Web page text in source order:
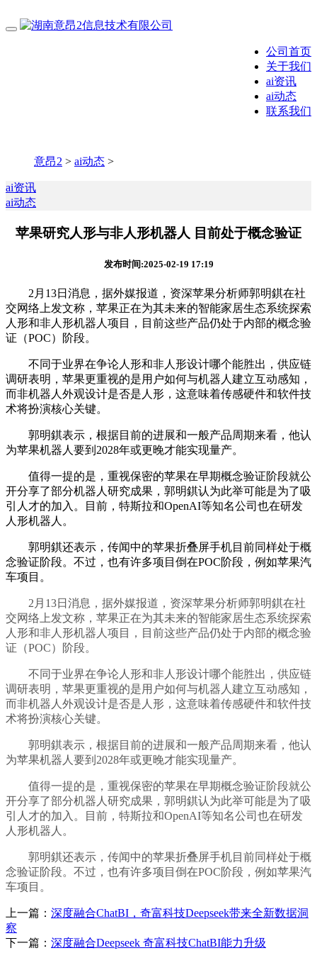
公司首页
关于我们
ai资讯
ai动态
联系我们
意昂2 > ai动态 >
ai资讯
ai动态
苹果研究人形与非人形机器人 目前处于概念验证
发布时间:2025-02-19 17:19
2月13日消息，据外媒报道，资深苹果分析师郭明錤在社
交网络上发文称，苹果正在为其未来的智能家居生态系统探索
人形和非人形机器人项目，目前这些产品仍处于内部的概念验
证（POC）阶段。
不同于业界在争论人形和非人形设计哪个能胜出，供应链
调研表明，苹果更重视的是用户如何与机器人建立互动感知，
而非机器人外观设计是否是人形，这意味着传感硬件和软件技
术将扮演核心关键。
郭明錤表示，根据目前的进展和一般产品周期来看，他认
为苹果机器人要到2028年或更晚才能实现量产。
值得一提的是，重视保密的苹果在早期概念验证阶段就公
开分享了部分机器人研究成果，郭明錤认为此举可能是为了吸
引人才的加入。目前，特斯拉和OpenAI等知名公司也在研发
人形机器人。
郭明錤还表示，传闻中的苹果折叠屏手机目前同样处于概
念验证阶段。不过，也有许多项目倒在POC阶段，例如苹果汽
车项目。
2月13日消息，据外媒报道，资深苹果分析师郭明錤在社
交网络上发文称，苹果正在为其未来的智能家居生态系统探索
人形和非人形机器人项目，目前这些产品仍处于内部的概念验
证（POC）阶段。
不同于业界在争论人形和非人形设计哪个能胜出，供应链
调研表明，苹果更重视的是用户如何与机器人建立互动感知，
而非机器人外观设计是否是人形，这意味着传感硬件和软件技
术将扮演核心关键。
郭明錤表示，根据目前的进展和一般产品周期来看，他认
为苹果机器人要到2028年或更晚才能实现量产。
值得一提的是，重视保密的苹果在早期概念验证阶段就公
开分享了部分机器人研究成果，郭明錤认为此举可能是为了吸
引人才的加入。目前，特斯拉和OpenAI等知名公司也在研发
人形机器人。
郭明錤还表示，传闻中的苹果折叠屏手机目前同样处于概
念验证阶段。不过，也有许多项目倒在POC阶段，例如苹果汽
车项目。
上一篇： 深度融合ChatBI，奇富科技Deepseek带来全新数据洞
察
下一篇： 深度融合Deepseek 奇富科技ChatBI能力升级